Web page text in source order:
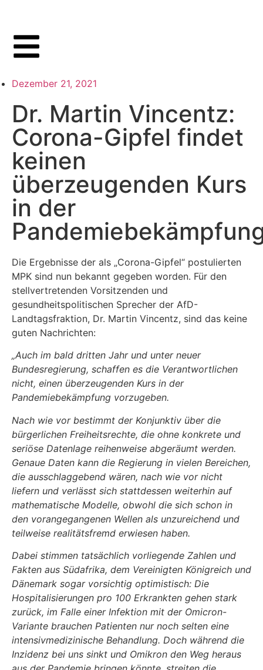
Dezember 21, 2021
Dr. Martin Vincentz:
Corona-Gipfel findet
keinen
überzeugenden Kurs
in der
Die Ergebnisse der als „Corona-Gipfel“ postulierten
MPK sind nun bekannt gegeben worden. Für den
stellvertretenden Vorsitzenden und
gesundheitspolitischen Sprecher der AfD-
Landtagsfraktion, Dr. Martin Vincentz, sind das keine
guten Nachrichten:
„Auch im bald dritten Jahr und unter neuer
Bundesregierung, schaffen es die Verantwortlichen
nicht, einen überzeugenden Kurs in der
Pandemiebekämpfung vorzugeben.
Nach wie vor bestimmt der Konjunktiv über die
bürgerlichen Freiheitsrechte, die ohne konkrete und
seriöse Datenlage reihenweise abgeräumt werden.
Genaue Daten kann die Regierung in vielen Bereichen,
die ausschlaggebend wären, nach wie vor nicht
liefern und verlässt sich stattdessen weiterhin auf
mathematische Modelle, obwohl die sich schon in
den vorangegangenen Wellen als unzureichend und
teilweise realitätsfremd erwiesen haben.
Dabei stimmen tatsächlich vorliegende Zahlen und
Fakten aus Südafrika, dem Vereinigten Königreich und
Dänemark sogar vorsichtig optimistisch: Die
Hospitalisierungen pro 100 Erkrankten gehen stark
zurück, im Falle einer Infektion mit der Omicron-
Variante brauchen Patienten nur noch selten eine
intensivmedizinische Behandlung. Doch während die
Inzidenz bei uns sinkt und Omikron den Weg heraus